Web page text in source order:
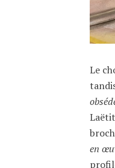
Le
en